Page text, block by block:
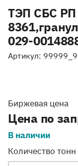
ТЭП СБС РП
029-
Артикул:
Биржевая цена
Цена по
В наличии
Количество тонн